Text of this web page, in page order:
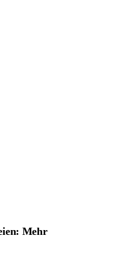
Mehr